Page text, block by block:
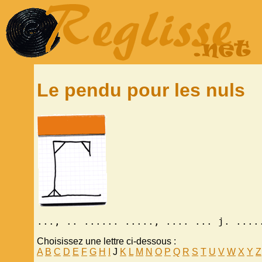
Le pendu pour les nuls
..., .. ...... ....., .... ... j.
Choisissez une lettre ci-dessous :
A B C D E F G H J K L M N O P Q R S T U V W X Y Z